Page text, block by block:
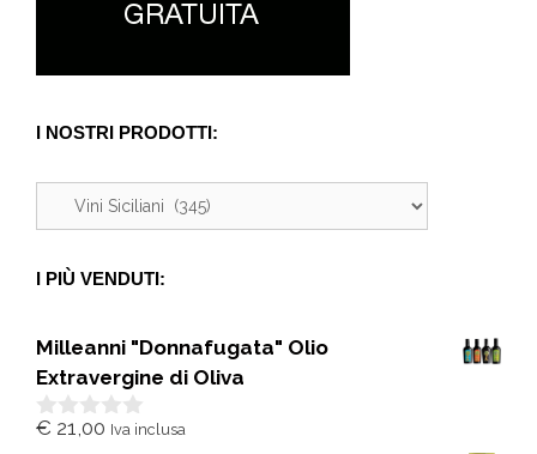
I NOSTRI PRODOTTI:
I PIÙ VENDUTI:
Milleanni "Donnafugata" Olio
Extravergine di Oliva
0
€ 21,00 Iva inclusa